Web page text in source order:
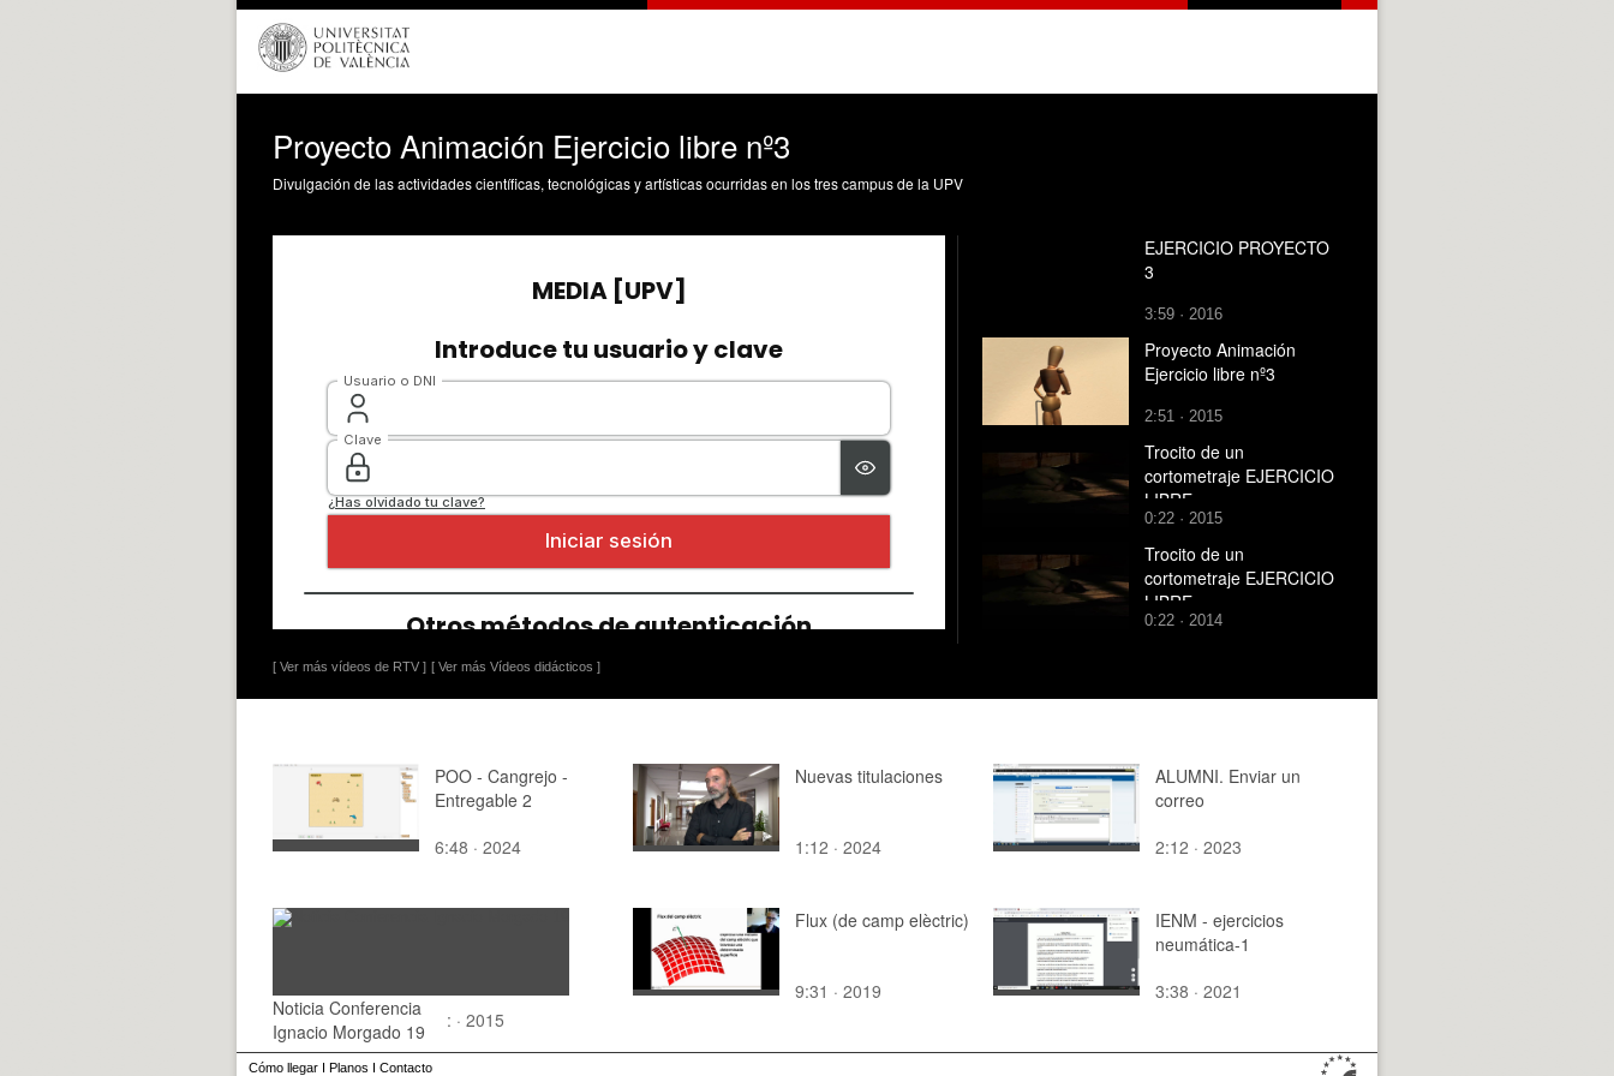
Proyecto Animación Ejercicio libre nº3
Divulgación de las actividades científicas, tecnológicas y artísticas ocurridas en los tres campus de la UPV
[ Ver más vídeos de RTV ] [ Ver más Vídeos didácticos ]
EJERCICIO PROYECTO
3
3:59 · 2016
Proyecto Animación
Ejercicio libre nº3
2:51 · 2015
Trocito de un
cortometraje EJERCICIO
LIBRE
0:22 · 2015
Trocito de un
cortometraje EJERCICIO
LIBRE
0:22 · 2014
POO - Cangrejo -
Entregable 2
6:48 · 2024
Nuevas titulaciones
1:12 · 2024
ALUMNI. Enviar un
correo
2:12 · 2023
Noticia Conferencia
Ignacio Morgado 19
: · 2015
Flux (de camp elèctric)
9:31 · 2019
IENM - ejercicios
neumática-1
3:38 · 2021
Cómo llegar I Planos I Contacto